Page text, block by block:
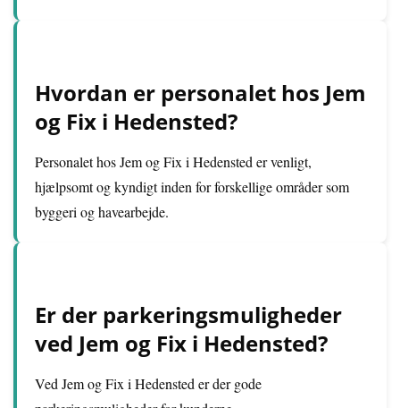
Hvordan er personalet hos Jem
og Fix i Hedensted?
Personalet hos Jem og Fix i Hedensted er venligt,
hjælpsomt og kyndigt inden for forskellige områder som
byggeri og havearbejde.
Er der parkeringsmuligheder
ved Jem og Fix i Hedensted?
Ved Jem og Fix i Hedensted er der gode